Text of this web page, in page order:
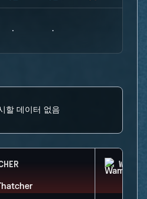
할 데이터 없음
WAMAI